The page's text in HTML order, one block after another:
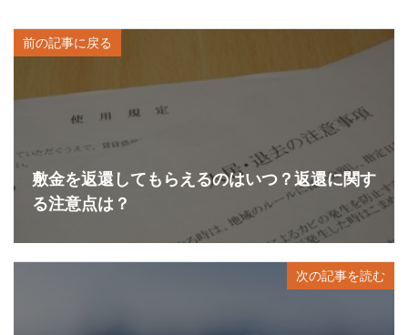
前の記事に戻る
敷金を返還してもらえるのはいつ？返還に関す
る注意点は？
次の記事を読む